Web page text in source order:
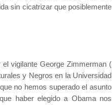
sin cicatrizar que posiblemente
vigilante George Zimmerman (
y Negros en la Universidad
no hemos superado el asunto
haber elegido a Obama nos